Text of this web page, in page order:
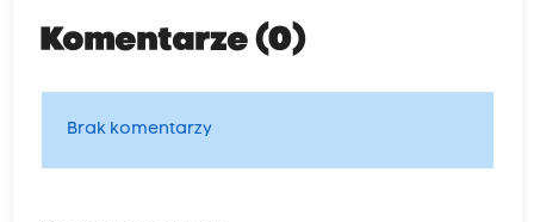
Komentarze (0)
Brak komentarzy